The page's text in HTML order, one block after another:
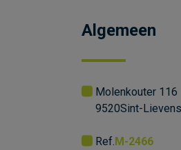
Algemeen
Sint-
9520
Molenkouter 116
Ref.M-2466